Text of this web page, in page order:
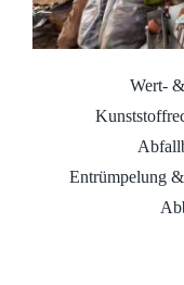
Wert-
Entrümpelung